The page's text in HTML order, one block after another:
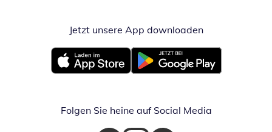
Jetzt unsere App downloadenÖffnet in
Öffnet in neuem FensterÖffnet in neuem Fenster
Folgen Sie heine auf Social Media